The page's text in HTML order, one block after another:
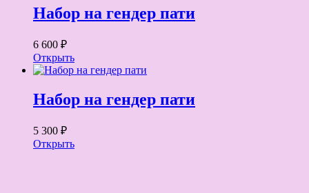
Набор на гендер пати
6 600 ₽
Открыть
Набор на гендер пати
5 300 ₽
Открыть